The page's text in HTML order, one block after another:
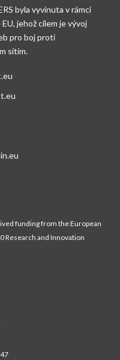
byla vyvinuta v rámci
jehož cílem je vývoj
pro boj proti
sítím.
funding from the European
Research and Innovation